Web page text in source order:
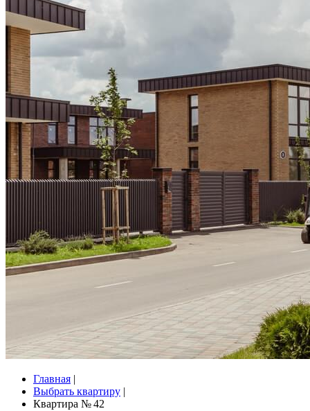
Главная |
Выбрать квартиру |
Квартира № 42